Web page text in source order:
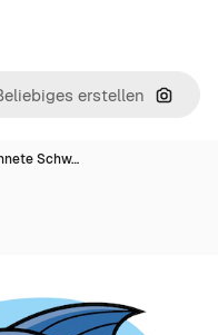
Nach
Schw…